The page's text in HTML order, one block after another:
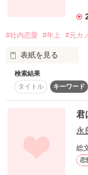
ハルのソラさま*
素敵なレビューあ
また感想をかいて
本当にありがとう
気軽に感想もお願
しかし、彼から発
「お前馬鹿か？！
て！！」
そしてその人は私
「ずっと女としか
クールで無口
#社内恋愛 #年上 #元カ
表紙を見る
誰かを好きになる
恋愛なんてしない
検索結果
タイトル
キーワード
君
永
総
恋